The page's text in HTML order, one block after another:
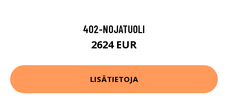
402-NOJATUOLI
2624 EUR
LISÄTIETOJA